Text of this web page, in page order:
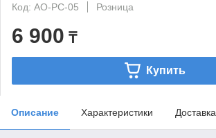
Код: AO-PC-05
Розница
6 900 ₸
Купить
Описание Характеристики Доставка